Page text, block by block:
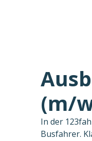
(m/
In der
Busfahrer.